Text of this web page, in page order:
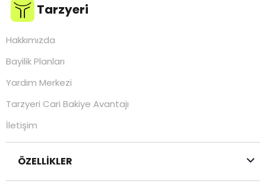
Tarzyeri
Hakkımızda
Bayilik Planları
Yardım Merkezi
Tarzyeri Cari Bakiye Avantajı
İletişim
ÖZELLİKLER